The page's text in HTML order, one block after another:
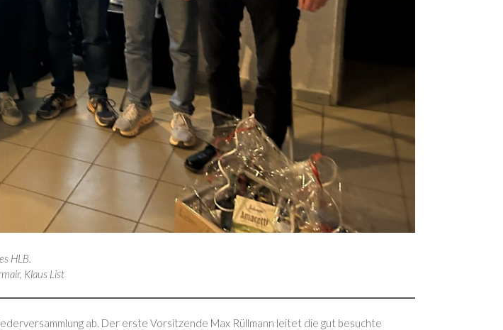
HLB.
Klaus List
ab. Der erste Vorsitzende Max Rüllmann leitet die gut besuchte